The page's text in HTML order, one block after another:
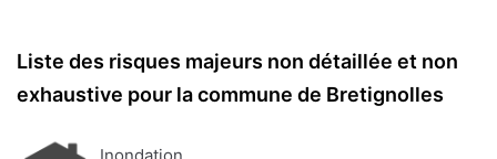
Liste des risques majeurs non détaillée et non
exhaustive pour la commune de Bretignolles